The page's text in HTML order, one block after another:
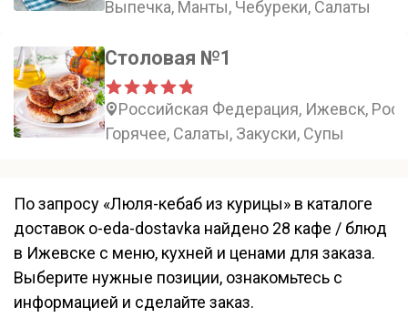
Выпечка, Манты, Чебуреки, Салаты
Столовая №1
Российская Федерация, Ижевск,
Горячее, Салаты, Закуски, Супы
По запросу «Люля-кебаб из курицы» в каталоге
доставок o-eda-dostavka найдено 28 кафе / блюд
в Ижевске с меню, кухней и ценами для заказа.
Выберите нужные позиции, ознакомьтесь с
информацией и сделайте заказ.